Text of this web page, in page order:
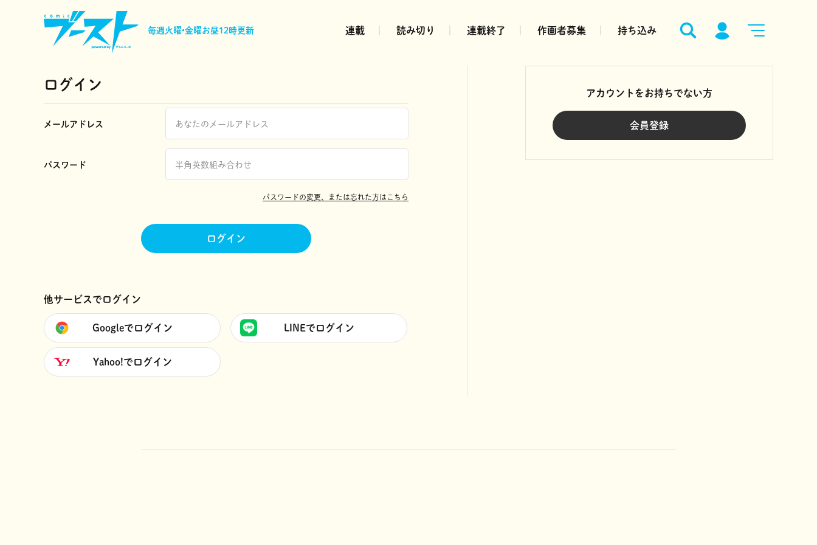
毎週火曜•金曜お昼12時更新 連載 読み切り 連載終了 作画者募集 持ち込み
ログイン
メールアドレス
パスワード
パスワードの変更、または忘れた方はこちら
ログイン
他サービスでログイン
Googleでログイン LINEでログイン
Yahoo!でログイン
アカウントをお持ちでない方
会員登録